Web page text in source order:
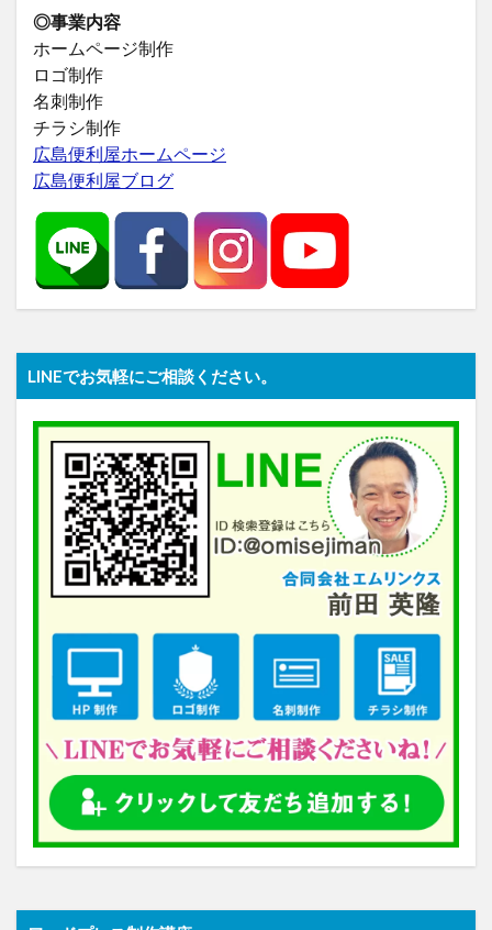
◎事業内容
ホームページ制作
ロゴ制作
名刺制作
チラシ制作
広島便利屋ホームページ
広島便利屋ブログ
LINEでお気軽にご相談ください。